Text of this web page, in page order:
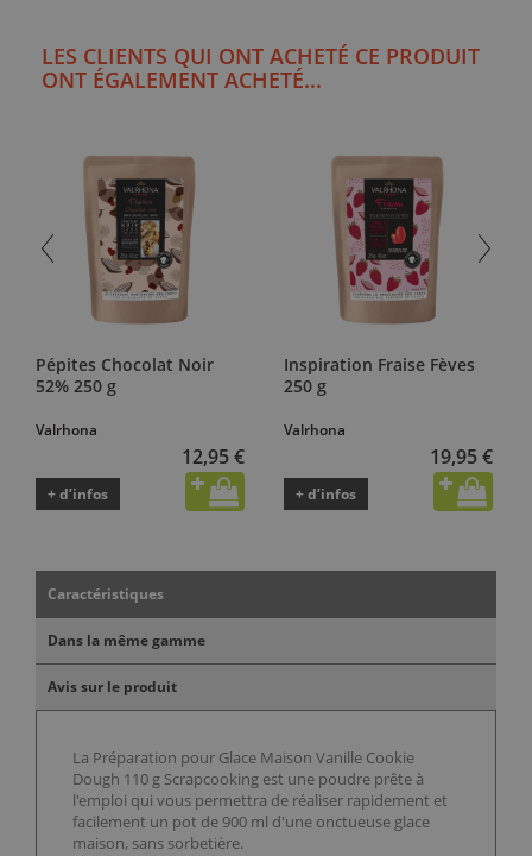
LES CLIENTS QUI ONT ACHETÉ CE PRODUIT
ONT ÉGALEMENT ACHETÉ...
Pépites Chocolat Noir
52% 250 g
Valrhona
12,95 €
+ d’infos
Inspiration Fraise Fèves
250 g
Valrhona
19,95 €
+ d’infos
Caractéristiques
Dans la même gamme
Avis sur le produit
La Préparation pour Glace Maison Vanille Cookie
Dough 110 g Scrapcooking est une poudre prête à
l'emploi qui vous permettra de réaliser rapidement et
facilement un pot de 900 ml d'une onctueuse glace
maison, sans sorbetière.